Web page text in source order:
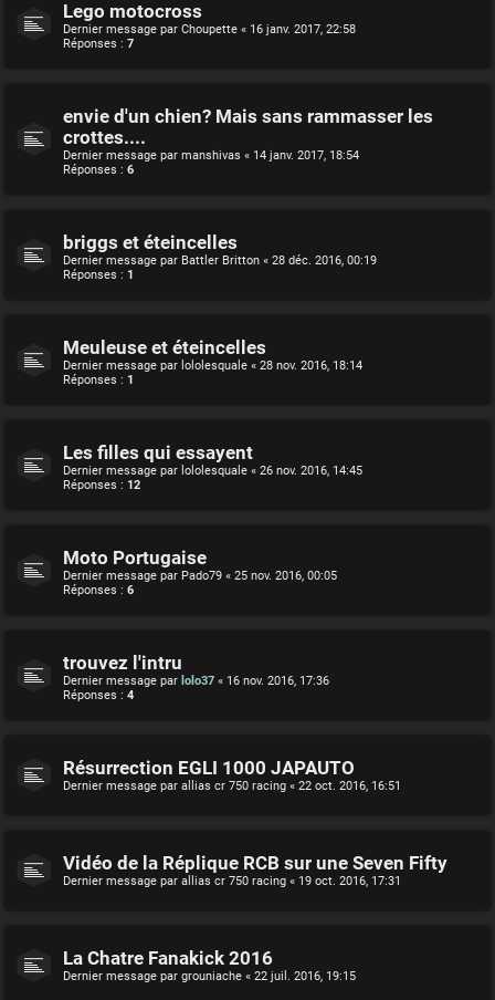
Lego motocross
Dernier message par Choupette « 16 janv. 2017, 22:58
Réponses : 7
envie d'un chien? Mais sans rammasser les
crottes....
Dernier message par manshivas « 14 janv. 2017, 18:54
Réponses : 6
briggs et éteincelles
Dernier message par Battler Britton « 28 déc. 2016, 00:19
Réponses : 1
Meuleuse et éteincelles
Dernier message par lololesquale « 28 nov. 2016, 18:14
Réponses : 1
Les filles qui essayent
Dernier message par lololesquale « 26 nov. 2016, 14:45
Réponses : 12
Moto Portugaise
Dernier message par Pado79 « 25 nov. 2016, 00:05
Réponses : 6
trouvez l'intru
Dernier message par lolo37 « 16 nov. 2016, 17:36
Réponses : 4
Résurrection EGLI 1000 JAPAUTO
Dernier message par allias cr 750 racing « 22 oct. 2016, 16:51
Vidéo de la Réplique RCB sur une Seven Fifty
Dernier message par allias cr 750 racing « 19 oct. 2016, 17:31
La Chatre Fanakick 2016
Dernier message par grouniache « 22 juil. 2016, 19:15